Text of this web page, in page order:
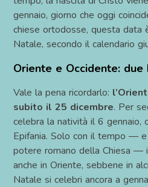
gennaio, giorno che oggi
chiese ortodosse, questa data
Natale, secondo il calendario
Oriente e Occidente: due
Vale la pena ricordarlo:
subito il 25 dicembre. Per
celebra la natività il 6 gennaio,
Epifania. Solo con il tempo — e
potere romano della Chiesa —
anche in Oriente, sebbene in
Natale si celebri ancora a